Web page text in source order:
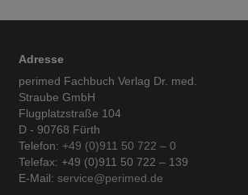
Adresse
perimed Fachbuch Verlag Dr. med.
Straube GmbH
Flugplatzstraße 104
D - 90768 Fürth
Telefon:+49 (0)911 50 722 – 0
Telefax: +49 (0)911 50 722 – 139
E-Mail:service@perimed.de